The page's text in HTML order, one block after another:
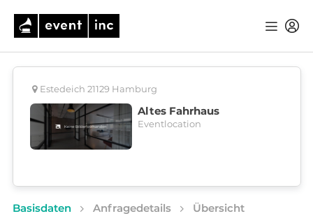
Estedeich 21129 Hamburg
Altes Fahrhaus
Eventlocation
Basisdaten Anfragedetails Übersicht